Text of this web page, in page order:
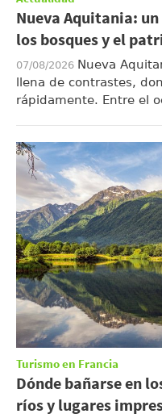
Nueva Aquitania:
los bosques y el
07/08/2026 Nueva
llena de contrastes,
rápidamente. Entre el
Turismo en Francia
Dónde bañarse en
ríos y lugares